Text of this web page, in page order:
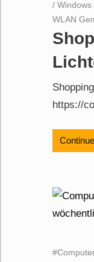
/ Windows
WLAN
https://